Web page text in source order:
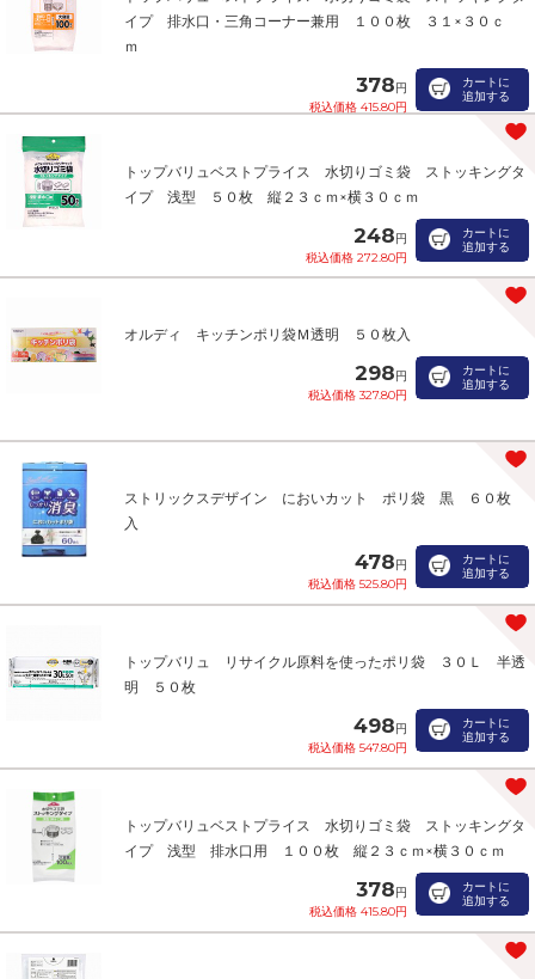
イプ 排水口・三角コーナー兼用 １００枚 ３１×３０ｃ
ｍ
378円
税込価格 415.80円
カートに
追加する
トップバリュベストプライス 水切りゴミ袋 ストッキングタ
イプ 浅型 ５０枚 縦２３ｃｍ×横３０ｃｍ
248円
税込価格 272.80円
カートに
追加する
オルディ キッチンポリ袋Ｍ透明 ５０枚入
298円
税込価格 327.80円
カートに
追加する
ストリックスデザイン においカット ポリ袋 黒 ６０枚
入
478円
税込価格 525.80円
カートに
追加する
トップバリュ リサイクル原料を使ったポリ袋 ３０Ｌ 半透
明 ５０枚
498円
税込価格 547.80円
カートに
追加する
トップバリュベストプライス 水切りゴミ袋 ストッキングタ
イプ 浅型 排水口用 １００枚 縦２３ｃｍ×横３０ｃｍ
378円
税込価格 415.80円
カートに
追加する